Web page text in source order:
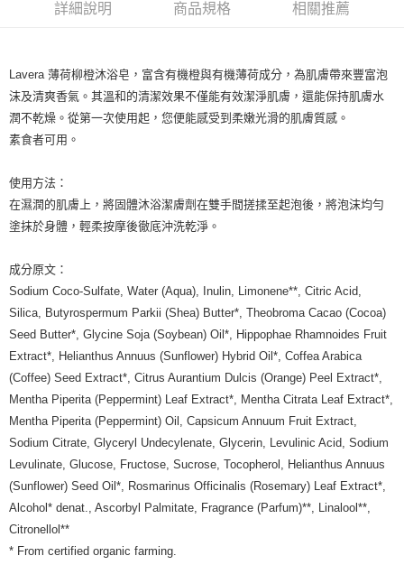
ATM付款
每筆NT$80，滿NT$999(含以上)免運費
全家純取貨 (先付款
7-11取貨付款
每筆NT$80，滿NT$999(含以上)免運費
每筆NT$80，滿NT$999(含以上)免運費
宅配
每筆NT$100，滿NT$999(含以上)免運費
離島宅配（澎湖、金門、馬祖、小琉球）
每筆NT$250，滿NT$3,000(含以上)免運費
免運費
詳細說明 商品規格 相關推薦
Lavera 薄荷柳橙沐浴皂，富含有機橙與有機薄荷成分，為肌膚帶來豐富泡
沫及清爽香氣。其溫和的清潔效果不僅能有效潔淨肌膚，還能保持肌膚水
潤不乾燥。從第一次使用起，您便能感受到柔嫩光滑的肌膚質感。
素食者可用。
使用方法：
在濕潤的肌膚上，將固體沐浴潔膚劑在雙手間搓揉至起泡後，將泡沫均勻
塗抹於身體，輕柔按摩後徹底沖洗乾淨。
成分原文：
Sodium Coco-Sulfate, Water (Aqua), Inulin, Limonene**, Citric Acid,
Silica, Butyrospermum Parkii (Shea) Butter*, Theobroma Cacao (Cocoa)
Seed Butter*, Glycine Soja (Soybean) Oil*, Hippophae Rhamnoides Fruit
Extract*, Helianthus Annuus (Sunflower) Hybrid Oil*, Coffea Arabica
(Coffee) Seed Extract*, Citrus Aurantium Dulcis (Orange) Peel Extract*,
Mentha Piperita (Peppermint) Leaf Extract*, Mentha Citrata Leaf Extract*,
Mentha Piperita (Peppermint) Oil, Capsicum Annuum Fruit Extract,
Sodium Citrate, Glyceryl Undecylenate, Glycerin, Levulinic Acid, Sodium
Levulinate, Glucose, Fructose, Sucrose, Tocopherol, Helianthus Annuus
(Sunflower) Seed Oil*, Rosmarinus Officinalis (Rosemary) Leaf Extract*,
Alcohol* denat., Ascorbyl Palmitate, Fragrance (Parfum)**, Linalool**,
Citronellol**
* From certified organic farming.